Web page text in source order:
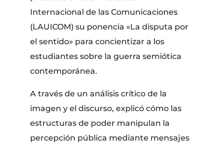
Internacional de las Comunicaciones
(LAUICOM) su ponencia «La disputa por
el sentido» para concientizar a los
estudiantes sobre la guerra semiótica
contemporánea.
​A través de un análisis crítico de la
imagen y el discurso, explicó cómo las
estructuras de poder manipulan la
percepción pública mediante mensajes